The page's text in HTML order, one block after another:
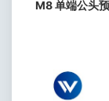
M8 单端公头